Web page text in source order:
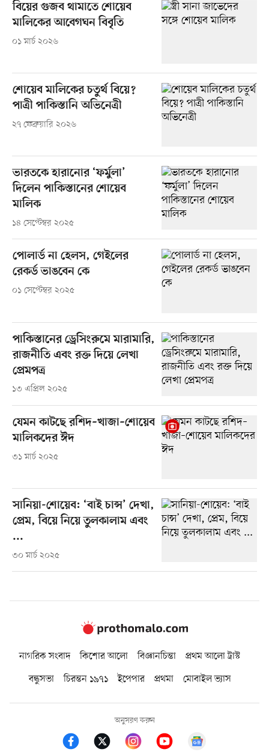
বিয়ের গুজব থামাতে শোয়েব
মালিকের আবেগঘন বিবৃতি
০১ মার্চ ২০২৬
শোয়েব মালিকের চতুর্থ বিয়ে?
পাত্রী পাকিস্তানি অভিনেত্রী
২৭ ফেব্রুয়ারি ২০২৬
ভারতকে হারানোর ‘ফর্মুলা’
দিলেন পাকিস্তানের শোয়েব
মালিক
১৪ সেপ্টেম্বর ২০২৫
পোলার্ড না হেলস, গেইলের
রেকর্ড ভাঙবেন কে
০১ সেপ্টেম্বর ২০২৫
পাকিস্তানের ড্রেসিংরুমে মারামারি,
রাজনীতি এবং রক্ত দিয়ে লেখা
প্রেমপত্র
১৩ এপ্রিল ২০২৫
যেমন কাটছে রশিদ–খাজা–শোয়েব
মালিকদের ঈদ
৩১ মার্চ ২০২৫
সানিয়া-শোয়েব: ‘বাই চান্স’ দেখা,
প্রেম, বিয়ে নিয়ে তুলকালাম এবং
...
৩০ মার্চ ২০২৫
নাগরিক সংবাদ কিশোর আলো বিজ্ঞানচিন্তা
প্রথম আলো ট্রাস্ট
বন্ধুসভা
চিরন্তন ১৯৭১ ইপেপার প্রথমা মোবাইল ভ্যাস
অনুসরণ করুন